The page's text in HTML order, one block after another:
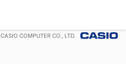
CASIO COMPUTER CO., LTD.